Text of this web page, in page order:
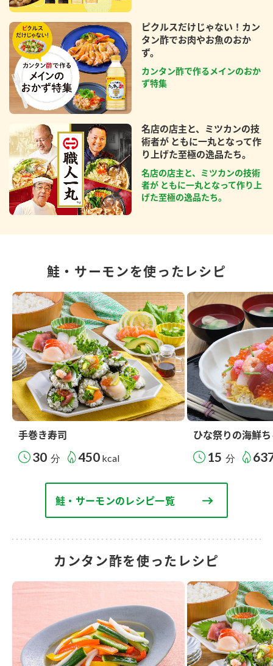
ピクルスだけじゃない！カン
タン酢でお肉やお魚のおか
ず。
カンタン酢で作るメインのおか
ず特集
名店の店主と、ミツカンの技
術者が ともに一丸となって作
り上げた至極の逸品たち。
名店の店主と、ミツカンの技術
者が ともに一丸となって作り上
げた至極の逸品たち。
鮭・サーモンを使ったレシピ
手巻き寿司
30 分 450 kcal
ひな祭りの海鮮
15 分
鮭・サーモンのレシピ一覧
カンタン酢を使ったレシピ